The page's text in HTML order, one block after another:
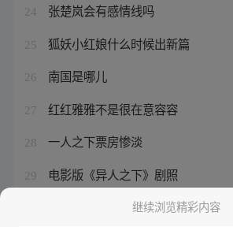
24 张楚岚会有感情线吗
25 狐妖小红娘什么时候出新篇
26 南国是哪儿
27 红红雅雅不是很在意容容
28 一人之下票房惨淡
29 电影版《异人之下》剧照
胡先煦彭昱畅什么关系继续浏览精彩内容